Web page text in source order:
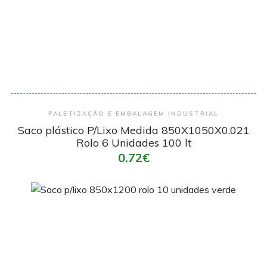
Encomendar
PALETIZAÇÃO E EMBALAGEM INDUSTRIAL
Saco plástico P/Lixo Medida 850X1050X0.021
Rolo 6 Unidades 100 lt
0.72€